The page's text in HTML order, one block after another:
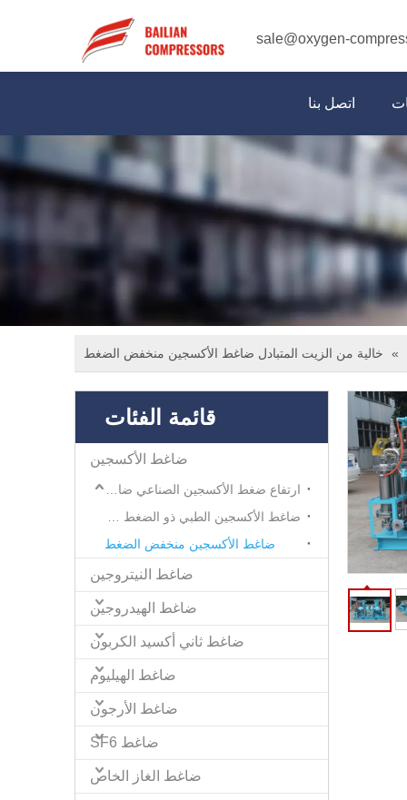
sale@oxygen-
اتصل بنا
» خالية من الزيت المتبادل ضاغط الأكسجين منخفض الضغط
قائمة الفئات
ضاغط الأكسجين
ضاغط الأكسجين منخفض الضغط
ضاغط النيتروجين
ضاغط الهيدروجين
ضاغط ثاني أكسيد الكربون
ضاغط الهيليوم
ضاغط الأرجون
ضاغط SF6
ضاغط الغاز الخاص